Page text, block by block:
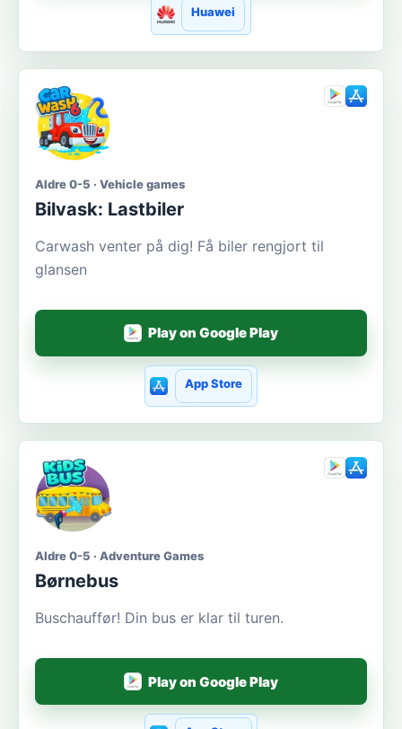
Huawei
Aldre 0-5 · Vehicle games
Bilvask: Lastbiler
Carwash venter på dig! Få biler rengjort til
glansen
Play on Google Play
App Store
Aldre 0-5 · Adventure Games
Børnebus
Buschauffør! Din bus er klar til turen.
Play on Google Play